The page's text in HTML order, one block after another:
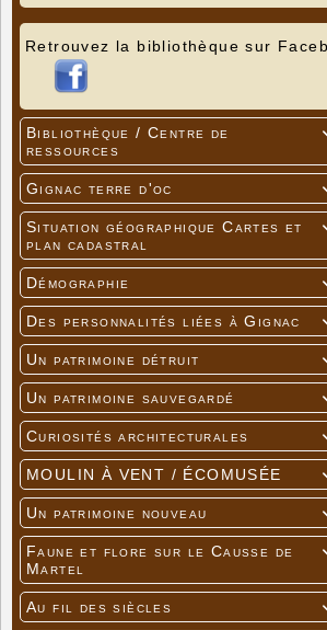
Retrouvez la bibliothèque sur
Bibliothèque / Centre de
ressources
Gignac terre d'oc
Situation géographique Cartes et
plan cadastral
Démographie
Des personnalités liées à Gignac
Un patrimoine détruit
Un patrimoine sauvegardé
Curiosités architecturales
MOULIN À VENT / ÉCOMUSÉE
Un patrimoine nouveau
Faune et flore sur le Causse de
Martel
Au fil des siècles